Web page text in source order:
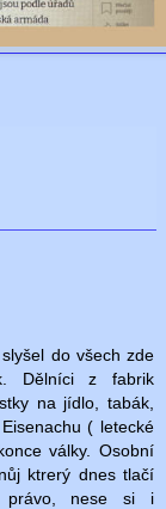
do všech zde
Dělníci z fabrik
na jídlo, tabák,
( letecké
války. Osobní
ktrerý dnes tlačí
právo, nese si i